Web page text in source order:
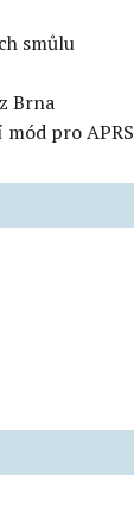
smůlu
Brna
pro APRS